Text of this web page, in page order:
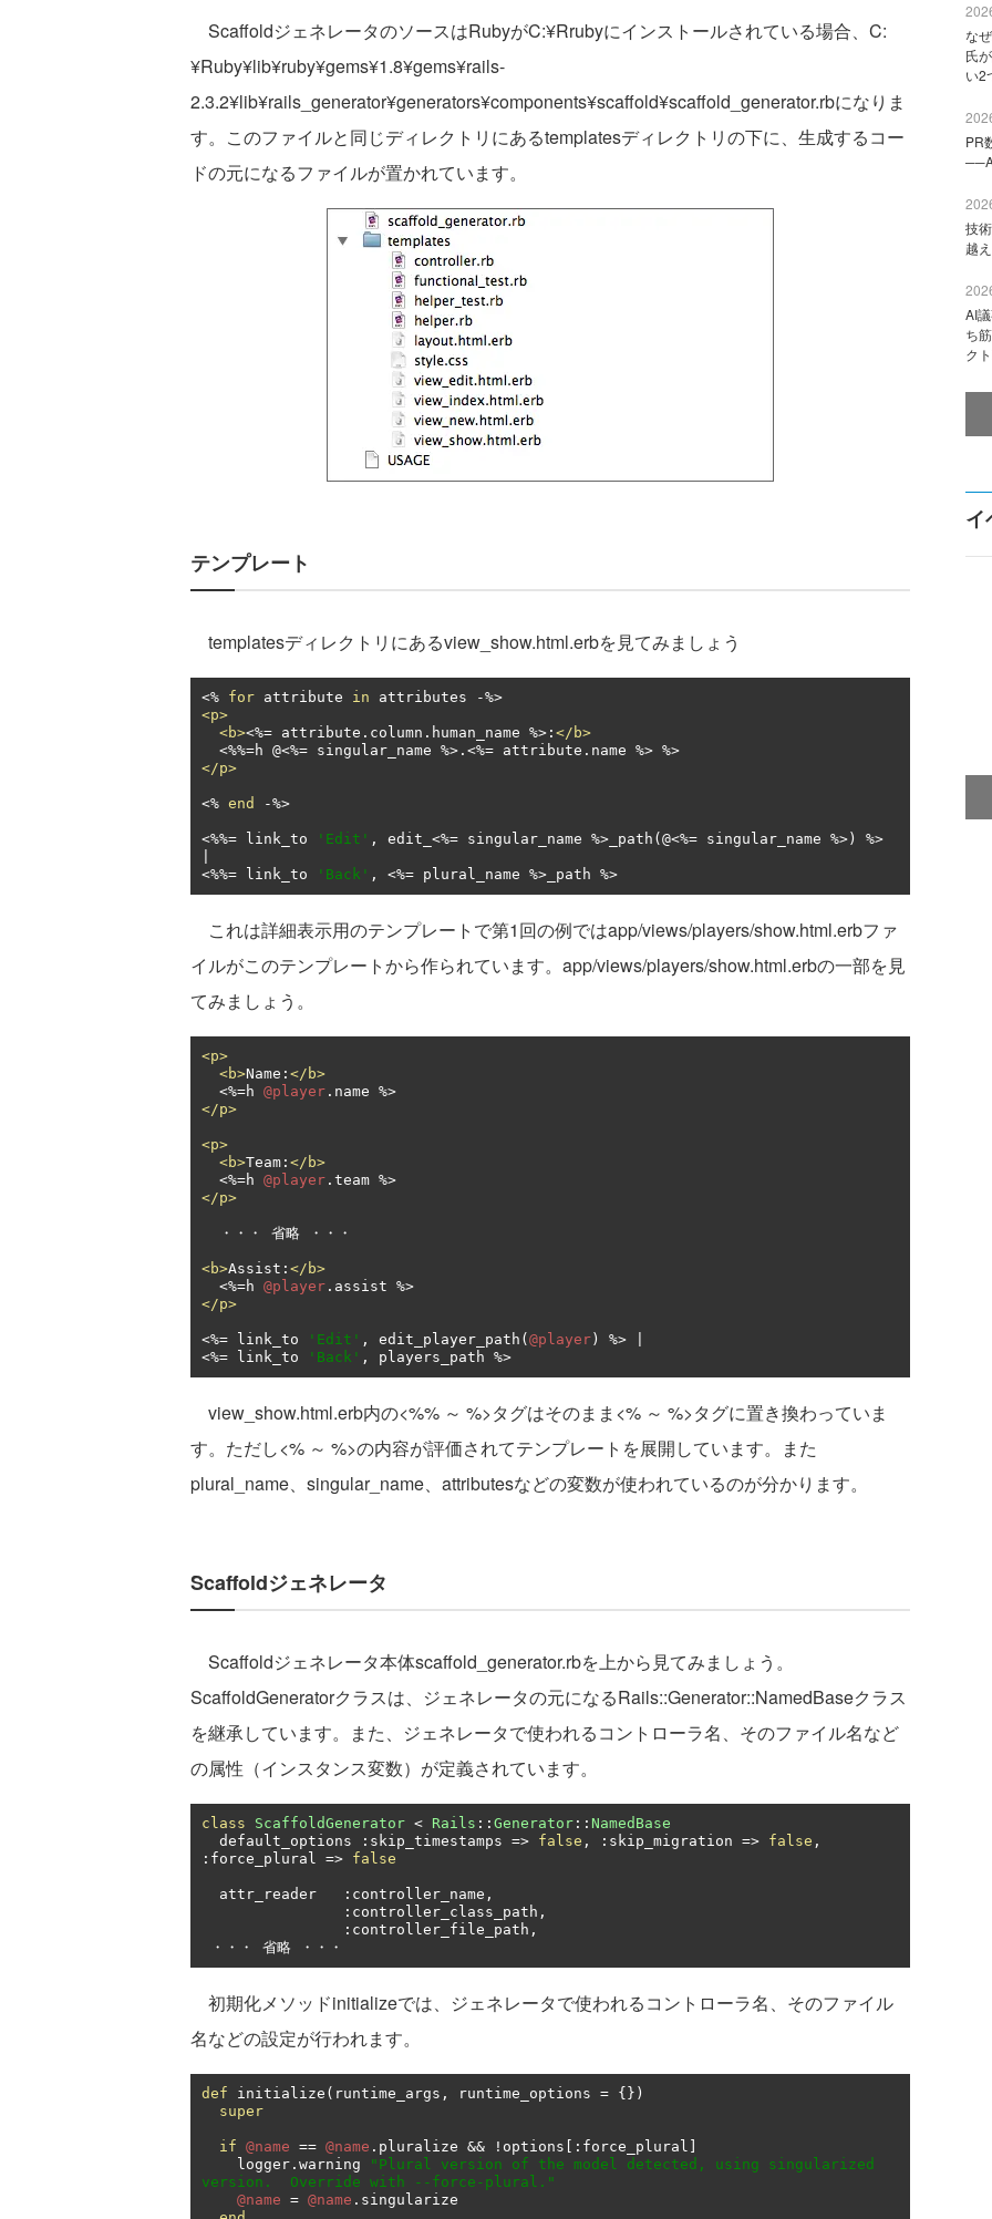
ScaffoldジェネレータのソースはRubyがC:¥Rrubyにインストールされている場合、C:
¥Ruby¥lib¥ruby¥gems¥1.8¥gems¥rails-
2.3.2¥lib¥rails_generator¥generators¥components¥scaffold¥scaffold_generator.rbになりま
す。このファイルと同じディレクトリにあるtemplatesディレクトリの下に、生成するコー
ドの元になるファイルが置かれています。
テンプレート
templatesディレクトリにあるview_show.html.erbを見てみましょう
<% for attribute in attributes -
<p>
<b><%= attribute . column . human_name %>: </b>
<%%=h @<%= singular_name %>. <%= attribute .
</p>
<% end -%>
<%%= link_to 'Edit' , edit_ <%= singular_name %>_path(@<%= singular_name %>) %>
<%%= link_to 'Back' , <%= plural_name %>_path %>
これは詳細表示用のテンプレートで第1回の例ではapp/views/players/show.html.erbファ
イルがこのテンプレートから作られています。app/views/players/show.html.erbの一部を見
てみましょう。
<p>
<b>Name: </b>
<%=h @player .
</p>
<p>
<b>Team: </b>
<%=h @player .
</p>
<b>Assist: </b>
<%=h @player .
</p>
<%= link_to 'Edit' , edit_player_path ( @player )
<%= link_to 'Back' , players_path %>
view_show.html.erb内の<%% ～ %>タグはそのまま<% ～ %>タグに置き換わっていま
す。ただし<% ～ %>の内容が評価されてテンプレートを展開しています。また
plural_name、singular_name、attributesなどの変数が使われているのが分かります。
Scaffoldジェネレータ
Scaffoldジェネレータ本体scaffold_generator.rbを上から見てみましょう。
ScaffoldGeneratorクラスは、ジェネレータの元になるRails::Generator::NamedBaseクラス
を継承しています。また、ジェネレータで使われるコントローラ名、そのファイル名など
の属性（インスタンス変数）が定義されています。
class ScaffoldGenerator < Rails :: Generator :: NamedBase
  default_options
: skip_timestamps => false , : skip_migration => false ,
: force_plural => false
  attr_reader
: controller_name ,
: controller_class_path ,
: controller_file_path ,
・・・
省略 ・・・
初期化メソッドinitializeでは、ジェネレータで使われるコントローラ名、そのファイル
名などの設定が行われます。
def initialize ( runtime_args , runtime_options = {})
super
if @name == @name . pluralize && ! options [: force_plural
    logger
. warning
"Plural version of the model detected, using singularized
version.  Override with --force-plural."
@name = @name . singularize
な
氏
い2
PR
技
越
AI
ち
ク
イ